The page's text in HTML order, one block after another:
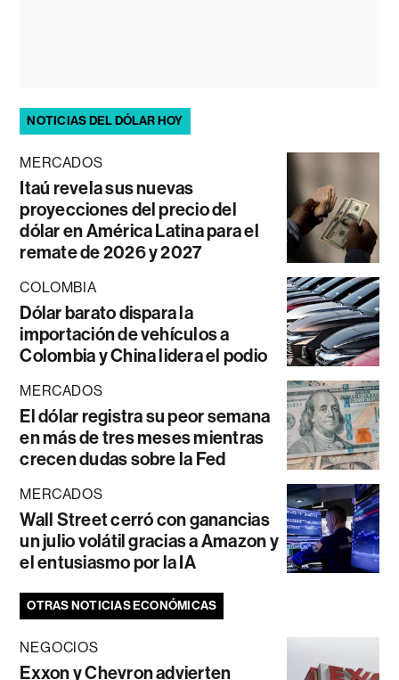
NOTICIAS DEL DÓLAR HOY
MERCADOS
Itaú revela sus nuevas
proyecciones del precio del
dólar en América Latina para el
remate de 2026 y 2027
COLOMBIA
Dólar barato dispara la
importación de vehículos a
Colombia y China lidera el podio
MERCADOS
El dólar registra su peor semana
en más de tres meses mientras
crecen dudas sobre la Fed
MERCADOS
Wall Street cerró con ganancias
un julio volátil gracias a Amazon y
el entusiasmo por la IA
OTRAS NOTICIAS ECONÓMICAS
NEGOCIOS
Exxon y Chevron advierten